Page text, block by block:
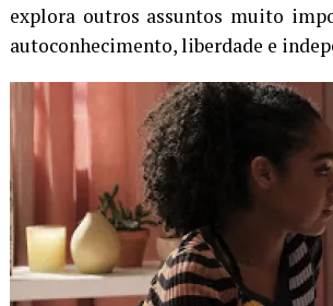
explora outros assuntos muito
autoconhecimento, liberdade e